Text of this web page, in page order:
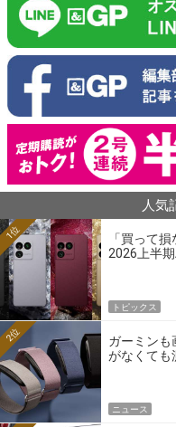
人気
「買って
2026上半期
1位
トピックス
ガーミンも
がなくても
2位
ニュース